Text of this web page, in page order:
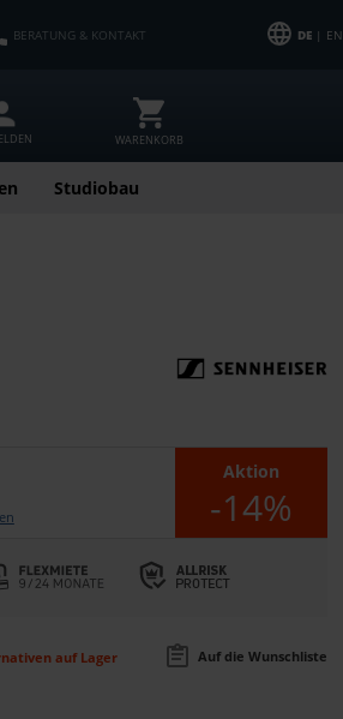
BERATUNG & KONTAKT DE| EN
WARENKORB
Studiobau
Aktion
-14%
auf Lager Auf die Wunschliste